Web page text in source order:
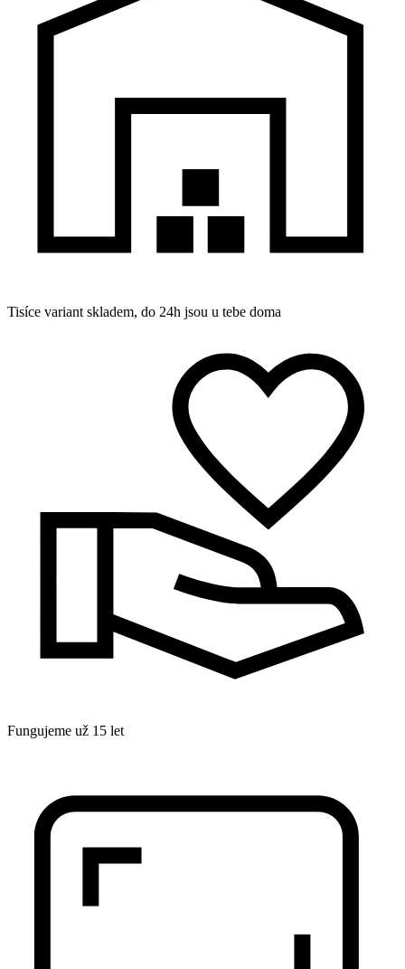
Tisíce variant skladem, do 24h jsou u tebe doma
Fungujeme už 15 let